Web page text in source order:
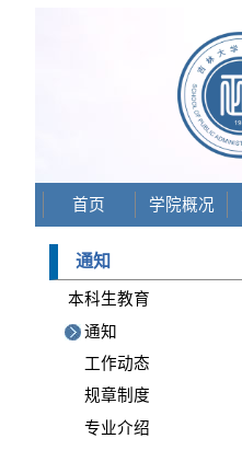
首页 学院概况
通知
本科生教育
通知
工作动态
规章制度
专业介绍